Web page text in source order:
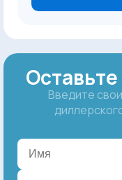
Оставьте
Введите